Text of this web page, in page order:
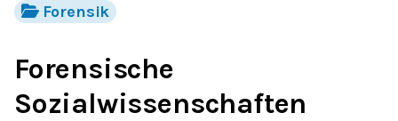
Forensik
Forensische
Sozialwissenschaften